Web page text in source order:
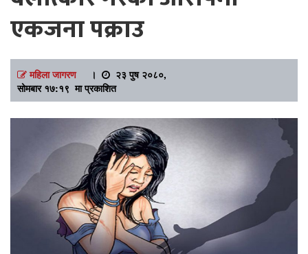
एकजना पक्राउ
महिला जागरण।
२३ पुष २०८०,
सोमबार १७:१९ मा प्रकाशित